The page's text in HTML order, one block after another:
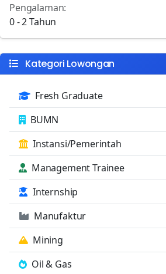
Pengalaman:
0 - 2 Tahun
Kategori Lowongan
Fresh Graduate
BUMN
Instansi/Pemerintah
Management Trainee
Internship
Manufaktur
Mining
Oil & Gas